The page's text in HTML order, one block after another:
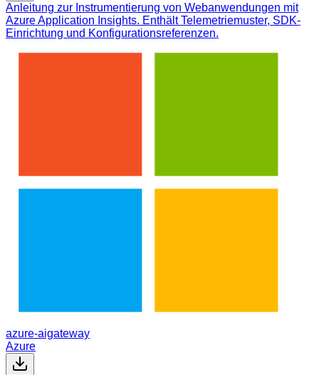
Anleitung zur Instrumentierung von Webanwendungen mit
Azure Application Insights. Enthält Telemetriemuster, SDK-
Einrichtung und Konfigurationsreferenzen.
azure-aigateway
Azure